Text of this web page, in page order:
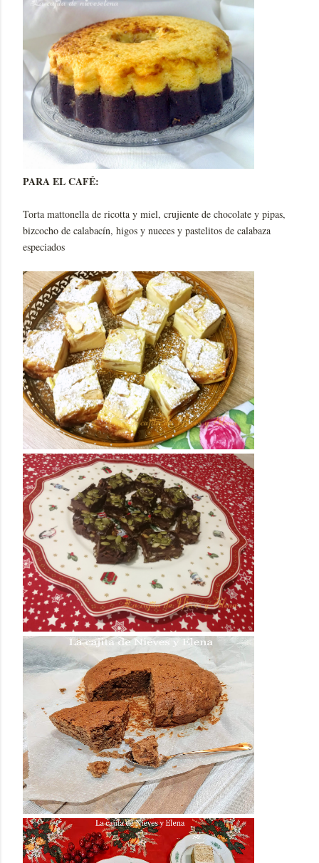
PARA EL CAFÉ:
Torta mattonella de ricotta y miel, crujiente de chocolate y pipas,
bizcocho de calabacín, higos y nueces y pastelitos de calabaza
especiados